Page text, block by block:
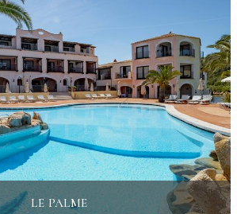
LE PALME